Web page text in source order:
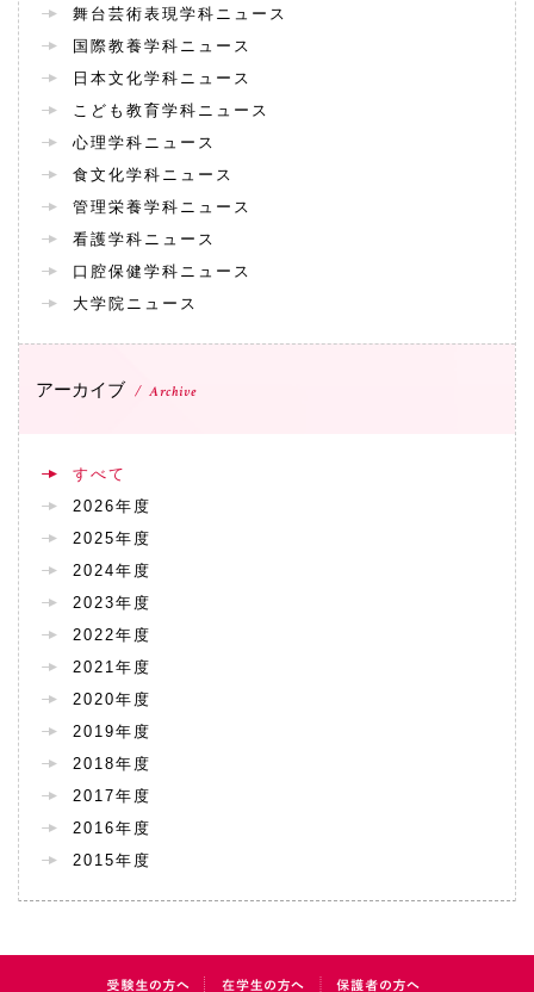
入試広報部
072-643-6566
BCCS
舞台芸術表現学科ニュース
国際教養学科ニュース
日本文化学科ニュース
こども教育学科ニュース
心理学科ニュース
食文化学科ニュース
管理栄養学科ニュース
看護学科ニュース
口腔保健学科ニュース
大学院ニュース
アーカイブ Archive
すべて
2026年度
2025年度
2024年度
2023年度
2022年度
2021年度
2020年度
2019年度
2018年度
2017年度
2016年度
2015年度